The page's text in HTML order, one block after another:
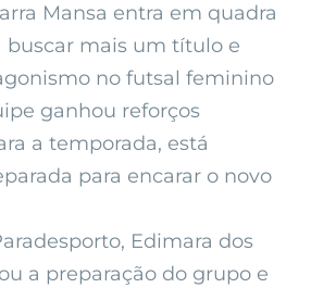
Mansa entra em quadra
buscar mais um título e
no futsal feminino
ganhou reforços
a temporada, está
para encarar o novo
Edimara dos
a preparação do grupo e